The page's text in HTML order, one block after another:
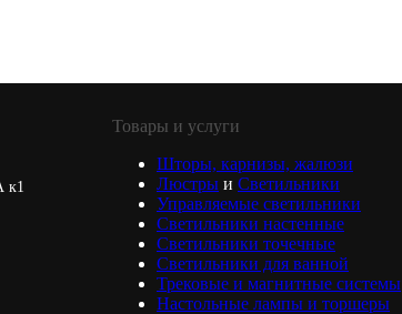
к1
Товары и услуги
Шторы, карнизы, жалюзи
Люстры и Светильники
Управляемые светильники
Светильники настенные
Светильники точечные
Светильники для ванной
Трековые и магнитные системы
Настольные лампы и торшеры